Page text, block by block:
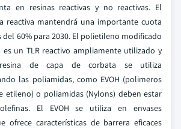
en resinas reactivas y no reactivas. El
reactiva mantendrá una importante cuota
del 60% para 2030. El polietileno modificado
es un TLR reactivo ampliamente utilizado y
de capa de corbata se utiliza
las poliamidas, como EVOH (polimeros
etileno) o poliamidas (Nylons) deben estar
El EVOH se utiliza en envases
ofrece características de barrera eficaces